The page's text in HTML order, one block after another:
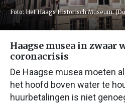
Foto: Het Haags Historisch Museum.
Haagse musea in zwaar
coronacrisis
De Haagse musea moeten
het hoofd boven water te
huurbetalingen is niet